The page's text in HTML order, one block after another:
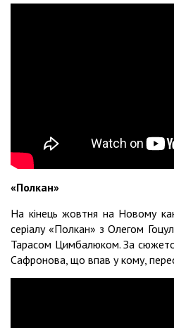
«Полкан»
На кінець жовтня на Новому
серіалу «Полкан» з Олегом
Тарасом Цимбалюком. За
Сафронова, що впав у кому,